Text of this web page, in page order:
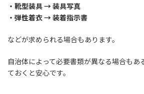
・靴型装具 → 装具写真
・弾性着衣 → 装着指示書
などが求められる場合もあります。
自治体によって必要書類が異なる場合もあ
ておくと安心です。